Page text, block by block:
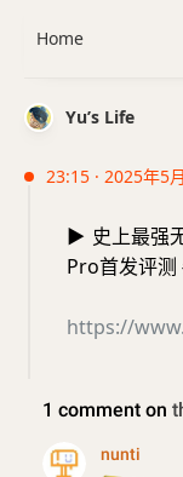
Yu’s Life
23:15 · 2025年5
▶️ 史上最强
Pro首发评
https://
Home